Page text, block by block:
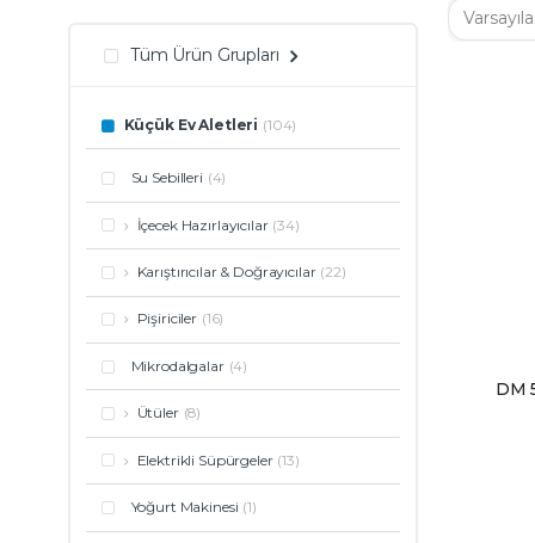
DM
Tüm Ürün Grupları
Küçük Ev Aletleri (104)
Su Sebilleri (4)
İçecek Hazırlayıcılar (34)
Karıştırıcılar & Doğrayıcılar (22)
Pişiriciler (16)
Mikrodalgalar (4)
Ütüler (8)
Elektrikli Süpürgeler (13)
Yoğurt Makinesi (1)